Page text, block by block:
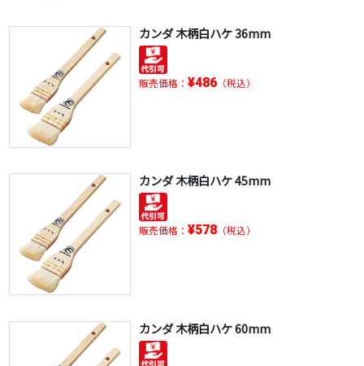
カンダ 木柄白ハケ 36mm
販売価格： ¥486（税込）
カンダ 木柄白ハケ 45mm
販売価格： ¥578（税込）
カンダ 木柄白ハケ 60mm